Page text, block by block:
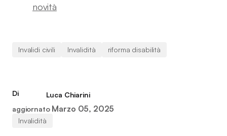
novità
Invalidi civili Invalidità riforma disabilità
Di
Luca Chiarini
aggiornato Marzo 05, 2025
Invalidità